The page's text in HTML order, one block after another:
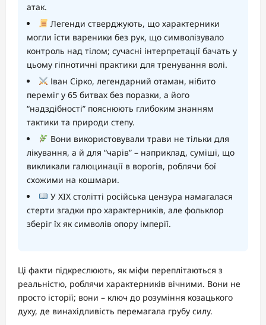
атак.
Легенди стверджують, що характерники
могли їсти вареники без рук, що символізувало
контроль над тілом; сучасні інтерпретації бачать у
цьому гіпнотичні практики для тренування волі.
Іван Сірко, легендарний отаман, нібито
переміг у 65 битвах без поразки, а його
“надздібності” пояснюють глибоким знанням
тактики та природи степу.
Вони використовували трави не тільки для
лікування, а й для “чарів” – наприклад, суміші, що
викликали галюцинації в ворогів, роблячи бої
схожими на кошмари.
У XIX столітті російська цензура намагалася
стерти згадки про характерників, але фольклор
зберіг їх як символів опору імперії.
Ці факти підкреслюють, як міфи переплітаються з
реальністю, роблячи характерників вічними. Вони не
просто історії; вони – ключ до розуміння козацького
духу, де винахідливість перемагала грубу силу.